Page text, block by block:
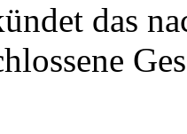
das